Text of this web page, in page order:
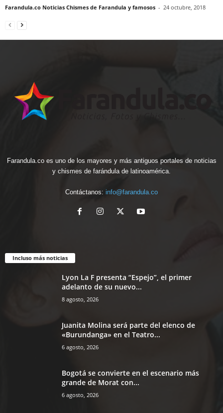
Farandula.co Noticias Chismes de Farandula y famosos - 24 octubre, 2018
Farandula.co es uno de los mayores y más antiguos portales de noticias
y chismes de farándula de latinoamérica.
Contáctanos: info@farandula.co
Incluso más noticias
Lyon La F presenta “Espejo”, el primer
adelanto de su nuevo...
8 agosto, 2026
Juanita Molina será parte del elenco de
«Burundanga» en el Teatro...
6 agosto, 2026
Bogotá se convierte en el escenario más
grande de Morat con...
6 agosto, 2026